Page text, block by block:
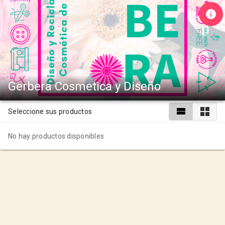
Gerbera Cosmetica y Diseño
Seleccione sus productos
No hay productos disponibles